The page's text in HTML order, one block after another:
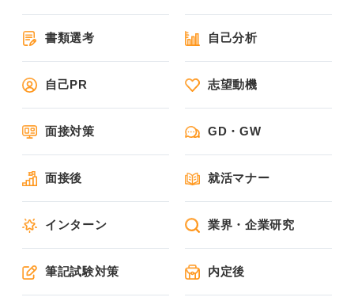
書類選考 自己分析
自己PR 志望動機
面接対策 GD・GW
面接後 就活マナー
インターン 業界・企業研究
筆記試験対策 内定後